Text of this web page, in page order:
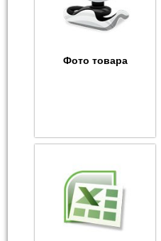
Фото товара